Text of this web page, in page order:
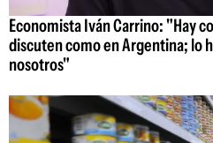
Economista Iván Carrino: "Hay
discuten como en Argentina; lo
nosotros"